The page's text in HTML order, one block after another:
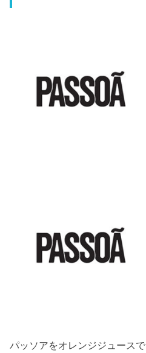
パッソアをオレンジジュースで